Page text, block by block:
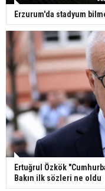
Erzurum'da stadyum
Ertuğrul Özkök
Bakın ilk sözleri ne oldu